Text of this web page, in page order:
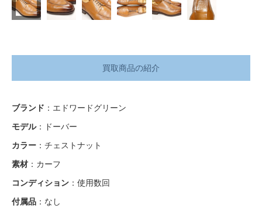
買取商品の紹介
ブランド ：エドワードグリーン
モデル：ドーバー
カラー ：チェストナット
素材 ：カーフ
コンディション ：使用数回
付属品 ：なし